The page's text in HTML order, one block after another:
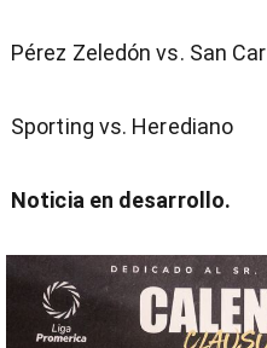
Pérez Zeledón vs. San
Sporting vs. Herediano
Noticia en desarrollo.